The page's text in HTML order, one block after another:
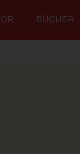
BÜCHER